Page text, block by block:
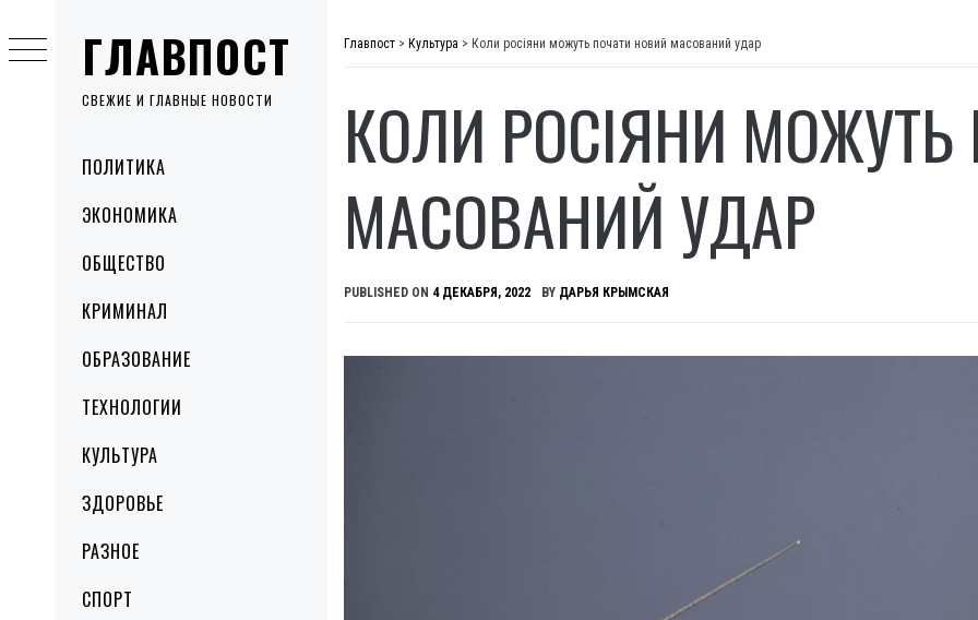
ГЛАВПОСТ
СВЕЖИЕ И ГЛАВНЫЕ НОВОСТИ
MenuПОЛИТИКА
ЭКОНОМИКА
ОБЩЕСТВО
КРИМИНАЛ
ОБРАЗОВАНИЕ
ТЕХНОЛОГИИ
КУЛЬТУРА
ЗДОРОВЬЕ
РАЗНОЕ
СПОРТ
to
content
Главпост > Культура > Коли росіяни можуть почати новий масований удар
КОЛИ РОСІЯНИ
МАСОВАНИЙ УДАР
PUBLISHED ON 4 ДЕКАБРЯ, 2022 BY ДАРЬЯ КРЫМСКАЯ